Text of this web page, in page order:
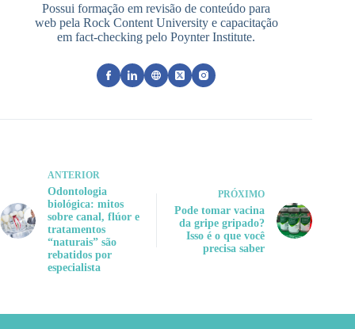
Possui formação em revisão de conteúdo para
web pela Rock Content University e capacitação
em fact-checking pelo Poynter Institute.
ANTERIOR
Odontologia
biológica: mitos
sobre canal, flúor e
tratamentos
“naturais” são
rebatidos por
especialista
PRÓXIMO
Pode tomar vacina
da gripe gripado?
Isso é o que você
precisa saber